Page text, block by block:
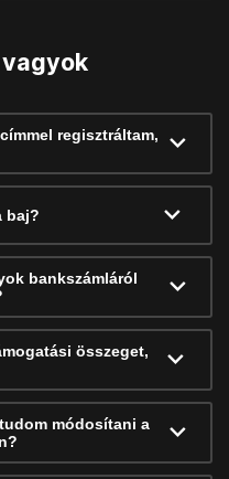
regisztráltam,
baj?
bankszámláról
összeget,
módosítani a